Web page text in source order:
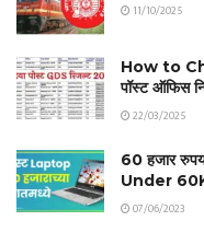
11/10/2025
How to
पॉस्ट ऑफिस
22/03/2025
60 हजार
Under
07/06/2023